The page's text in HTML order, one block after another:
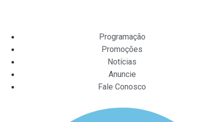
Programação
Promoções
Notícias
Anuncie
Fale Conosco